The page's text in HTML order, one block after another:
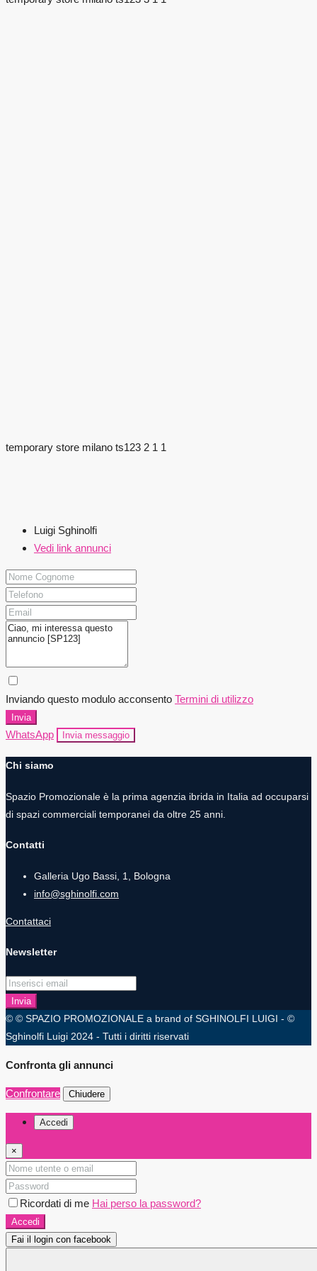
temporary store milano ts123 2 1 1
Luigi Sghinolfi
Vedi link annunci
Inviando questo modulo acconsento Termini di utilizzo
Invia
WhatsApp Invia messaggio
Chi siamo
Spazio Promozionale è la prima agenzia ibrida in Italia ad occuparsi
di spazi commerciali temporanei da oltre 25 anni.
Contatti
Galleria Ugo Bassi, 1, Bologna
info@sghinolfi.com
Contattaci
Newsletter
Invia
© © SPAZIO PROMOZIONALE a brand of SGHINOLFI LUIGI - ©
Sghinolfi Luigi 2024 - Tutti i diritti riservati
Confronta gli annunci
Confrontare Chiudere
Accedi
×
Ricordati di me Hai perso la password?
Accedi
Fai il login con facebook